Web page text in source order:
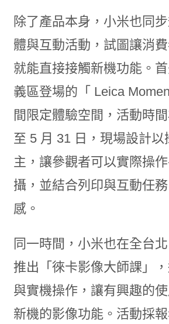
除了產品本身，小米也同
體與互動活動，試圖讓消
就能直接接觸新機功能。
義區登場的「 Leica
間限定體驗空間，活動時
至 5 月 31 日，現場設計以
主，讓參觀者可以實際操
攝，並結合列印與互動任
感。
同一時間，小米也在全台
推出「徠卡影像大師課」
與實機操作，讓有興趣的
新機的影像功能。活動採